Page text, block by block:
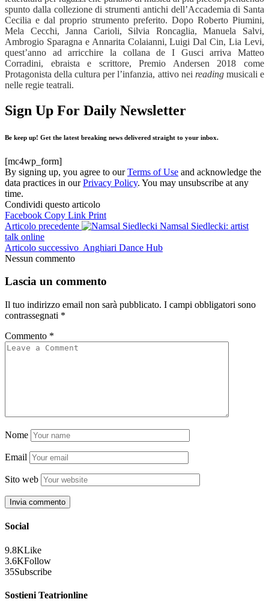
spunto dalla collezione di strumenti antichi dell’Accademia di Santa
Cecilia e dal proprio strumento preferito. Dopo Roberto Piumini,
Mela Cecchi, Janna Carioli, Silvia Roncaglia, Manuela Salvi,
Ambrogio Sparagna e Annarita Colaianni, Luigi Dal Cin, Lia Levi,
quest’anno ad arricchire la collana de I Gusci arriva Matteo
Corradini, ebraista e scrittore, Premio Andersen 2018 come
Protagonista della cultura per l’infanzia, attivo nei readingmusicali e
nelle regie teatrali.
Sign Up For Daily Newsletter
Be keep up! Get the latest breaking news delivered straight to your inbox.
[mc4wp_form]
By signing up, you agree to ourTerms of Use and acknowledge the
data practices in ourPrivacy Policy. You may unsubscribe at any
time.
Condividi questo articolo
Facebook Copy Link Print
Articolo precedente
Namsal Siedlecki: artist
talk online
Articolo successivo Anghiari Dance Hub
Nessun commento
Lascia un commento
Il tuo indirizzo email non sarà pubblicato. I campi obbligatori sono
contrassegnati *
Commento *
Nome
Email
Sito web
Social
9.8KLike
3.6KFollow
35Subscribe
Sostieni Teatrionline